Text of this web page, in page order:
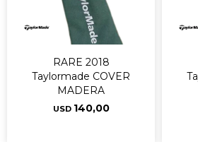
RARE 2018
Taylormade COVER
MADERA
USD 140,00